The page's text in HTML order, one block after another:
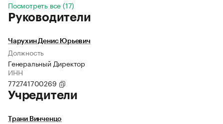
Посмотреть все (17)
Руководители
Чарухин Денис Юрьевич
Должность
Генеральный Директор
ИНН
772741700269
Учредители
Трани Винченцо